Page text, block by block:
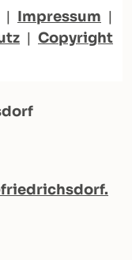
| Impressum |
| Copyright